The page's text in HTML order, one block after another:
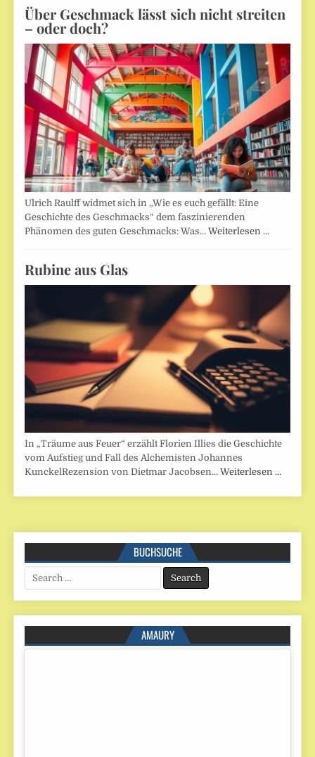
Über Geschmack lässt sich nicht streiten
– oder doch?
Ulrich Raulff widmet sich in „Wie es euch gefällt: Eine
Geschichte des Geschmacks“ dem faszinierenden
Phänomen des guten Geschmacks: Was…Weiterlesen …
Rubine aus Glas
In „Träume aus Feuer“ erzählt Florien Illies die Geschichte
vom Aufstieg und Fall des Alchemisten Johannes
KunckelRezension von Dietmar Jacobsen…Weiterlesen …
BUCHSUCHE
Search
for:
AMAURY